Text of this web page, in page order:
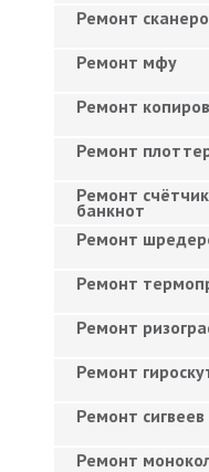
Ремонт
Ремонт мфу
Ремонт копиров
Ремонт
Ремонт
банкнот
Ремонт
Ремонт
Ремонт
Ремонт
Ремонт сигвеев
Ремонт